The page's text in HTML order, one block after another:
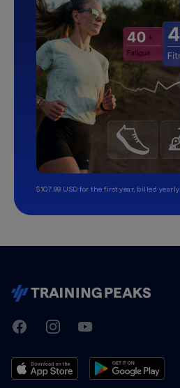
$107.99 USD for the first year, billed yearly.
TrainingPeaks
FacebookInstagramYoutube